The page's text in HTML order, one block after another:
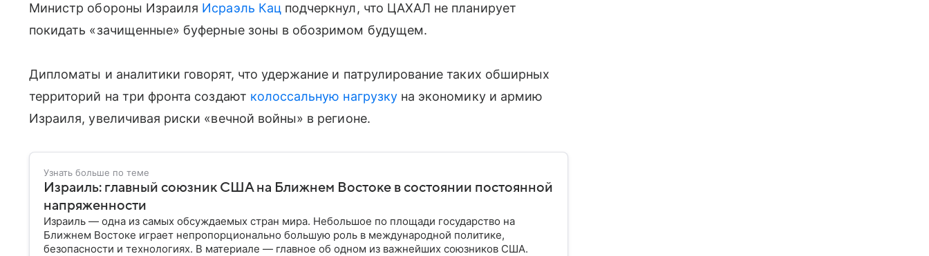
Министр обороны Израиля Исраэль Кацподчеркнул, что ЦАХАЛ не планирует
покидать «зачищенные» буферные зоны в обозримом будущем.
Дипломаты и аналитики говорят, что удержание и патрулирование таких обширных
территорий на три фронта создают колоссальную нагрузкуна экономику и армию
Израиля, увеличивая риски «вечной войны» в регионе.
Узнать больше по теме
Израиль: главный союзник США на Ближнем Востоке в состоянии постоянной
напряженности
Израиль — одна из самых обсуждаемых стран мира. Небольшое по площади государство на
Ближнем Востоке играет непропорционально большую роль в международной политике,
безопасности и технологиях. В материале — главное об одном из важнейших союзников США.